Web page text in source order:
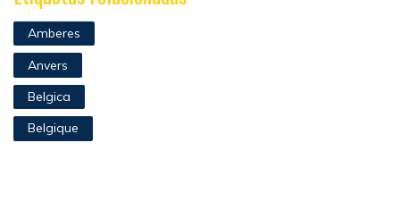
Amberes
Anvers
Belgica
Belgique